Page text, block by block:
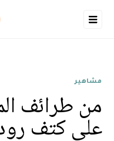
مشاهير
من طرائف
على كتف